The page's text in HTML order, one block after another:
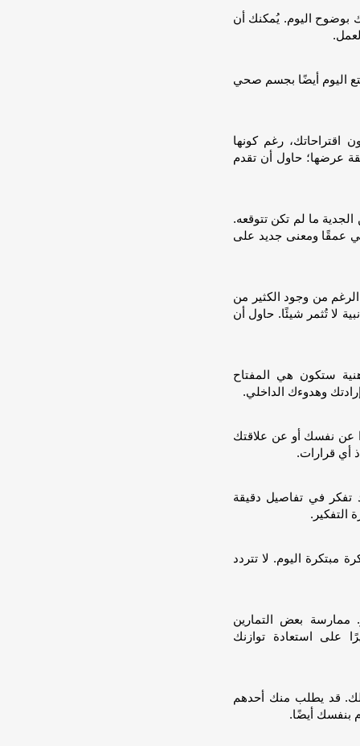
بوضوح اليوم. يُمكنك أن
اليوم أيضًا بجسم صحي
اقتراحاتك، رغم كونها
عرضها؛ حاول أن تقدم
ما لم تكن تتوقعه.
عمقًا ومعنى جديد على
من وجود الكثير من
لا تُثمر شيئًا. حاول أن
ستكون هي المفتاح
وهدوءك الداخلي.
عن نفسك أو عن علاقتك
أي قرارات.
تفكر في تفاصيل دقيقة
التفكير.
مبتكرة اليوم. لا تتردد
ممارسة بعض التمارين
على استعادة توازنك
قد يطلب منك أحدهم
بنفسك أيضًا.